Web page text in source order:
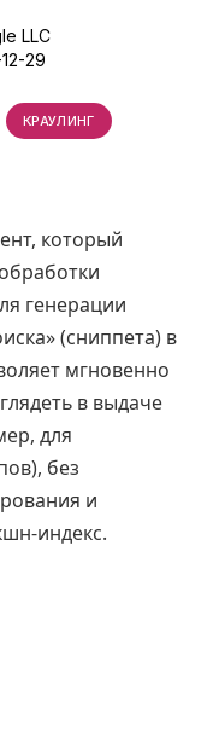
LLC
29
КРАУЛИНГ
который
генерации
(сниппета) в
мгновенно
в выдаче
для
без
и
индекс.